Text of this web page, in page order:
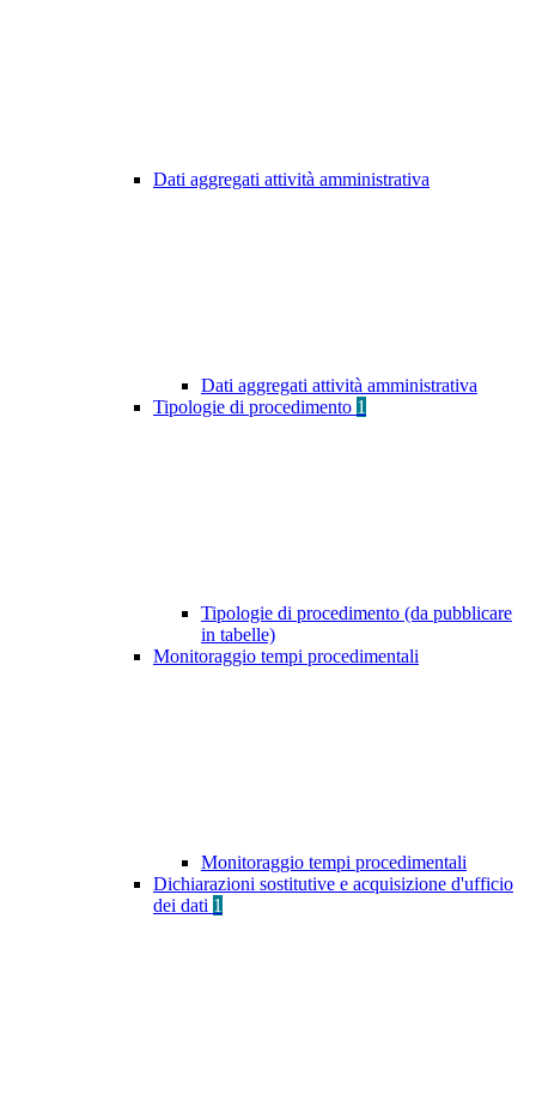
Dati aggregati attività amministrativa
Dati aggregati attività amministrativa
Tipologie di procedimento 1
Tipologie di procedimento (da pubblicare
in tabelle)
Monitoraggio tempi procedimentali
Monitoraggio tempi procedimentali
Dichiarazioni sostitutive e acquisizione d'ufficio
dei dati 1